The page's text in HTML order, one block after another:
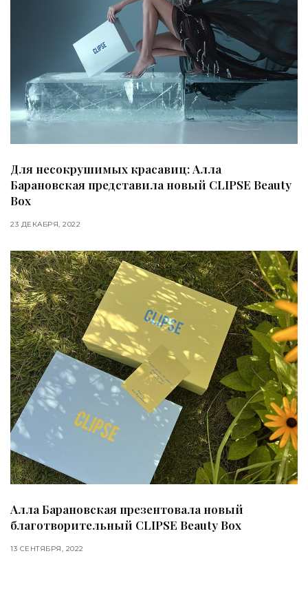
Для несокрушимых красавиц: Алла
Барановская представила новый CLIPSE Beauty
Box
23 ДЕКАБРЯ, 2022
Алла Барановская презентовала новый
благотворительный CLIPSE Beauty Box
13 СЕНТЯБРЯ, 2022